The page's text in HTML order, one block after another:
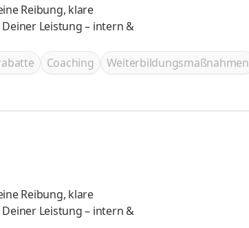
Reibung, klare
Leistung – intern &
Coaching Weiterbildungsmaßnahmen
Reibung, klare
Leistung – intern &